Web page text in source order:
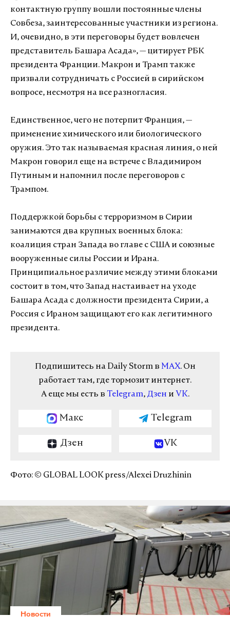
контактную группу вошли постоянные члены
Совбеза, заинтересованные участники из региона.
И, очевидно, в эти переговоры будет вовлечен
представитель Башара Асада», — цитирует РБК
президента Франции. Макрон и Трамп также
призвали сотрудничать с Россией в сирийском
вопросе, несмотря на все разногласия.
Единственное, чего не потерпит Франция, —
применение химического или биологического
оружия. Это так называемая красная линия, о ней
Макрон говорил еще на встрече с Владимиром
Путиным и напомнил после переговоров с
Трампом.
Поддержкой борьбы с терроризмом в Сирии
занимаются два крупных военных блока:
коалиция стран Запада во главе с США и союзные
вооруженные силы России и Ирана.
Принципиальное различие между этими блоками
состоит в том, что Запад настаивает на уходе
Башара Асада с должности президента Сирии, а
Россия с Ираном защищают его как легитимного
президента.
Подпишитесь на Daily Storm в MAX. Он
работает там, где тормозит интернет.
А еще мы есть в Telegram, Дзен и VK.
Макс Telegram
Дзен VK
Фото: © GLOBAL LOOK press/Alexei Druzhinin
Новости